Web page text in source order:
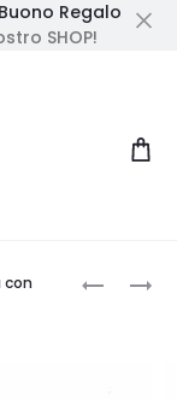
Regalo
SHOP!
CATENA
PIERCING
con